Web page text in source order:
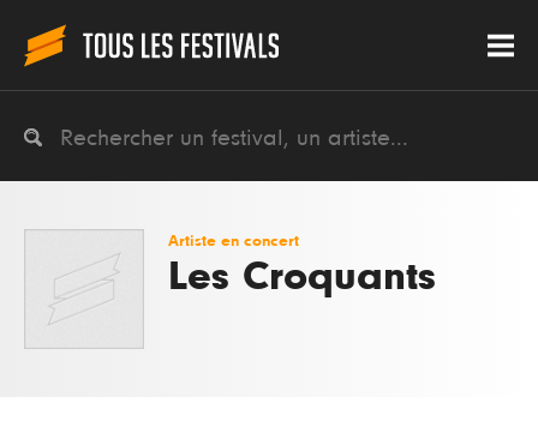
Artiste en concert
Les Croquants